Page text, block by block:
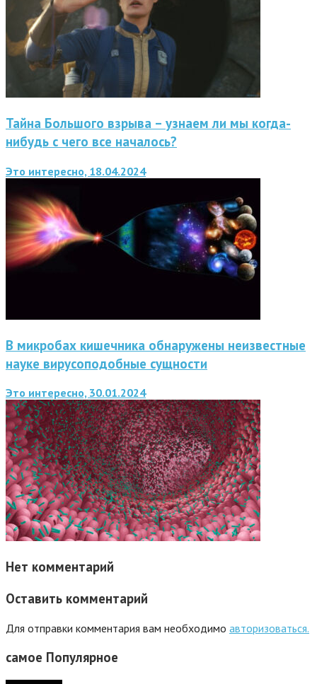
Тайна Большого взрыва – узнаем ли мы когда-
нибудь с чего все началось?
Это интересно, 18.04.2024
В микробах кишечника обнаружены неизвестные
науке вирусоподобные сущности
Это интересно, 30.01.2024
Нет комментарий
Оставить комментарий
Для отправки комментария вам необходимо авторизоваться.
самое Популярное